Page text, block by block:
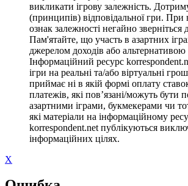
викликати ігрову залежність.
(принципів) відповідальної гри.
ознак залежності негайно зверніться
Пам'ятайте, що участь в азартних
джерелом доходів або альтернативою
Інформаційний ресурс
ігри на реальні та/або віртуальні
приймає ні в якій формі оплату
платежів, які пов’язані/можуть бути
азартними іграми, букмекерами чи
які матеріали на інформаційному
korrespondent.net публікуються
інформаційних цілях.
X